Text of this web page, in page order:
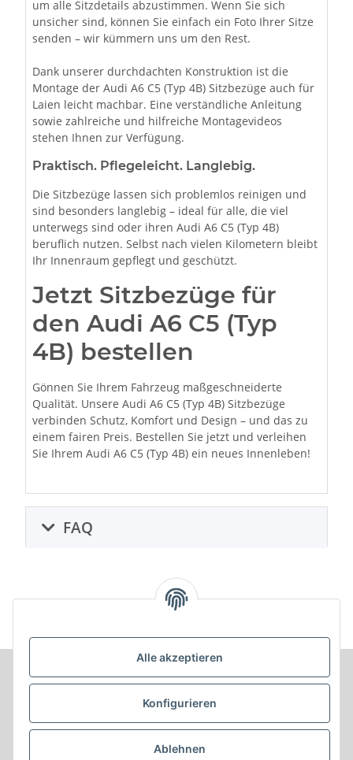
Alle akzeptieren
Konfigurieren
Ablehnen
um alle Sitzdetails abzustimmen. Wenn Sie sich
unsicher sind, können Sie einfach ein Foto Ihrer Sitze
senden – wir kümmern uns um den Rest.
Dank unserer durchdachten Konstruktion ist die
Montage der Audi A6 C5 (Typ 4B) Sitzbezüge auch für
Laien leicht machbar. Eine verständliche Anleitung
sowie zahlreiche und hilfreiche Montagevideos
stehen Ihnen zur Verfügung.
Praktisch. Pflegeleicht. Langlebig.
Die Sitzbezüge lassen sich problemlos reinigen und
sind besonders langlebig – ideal für alle, die viel
unterwegs sind oder ihren Audi A6 C5 (Typ 4B)
beruflich nutzen. Selbst nach vielen Kilometern bleibt
Ihr Innenraum gepflegt und geschützt.
Jetzt Sitzbezüge für
den Audi A6 C5 (Typ
4B) bestellen
Gönnen Sie Ihrem Fahrzeug maßgeschneiderte
Qualität. Unsere Audi A6 C5 (Typ 4B) Sitzbezüge
verbinden Schutz, Komfort und Design – und das zu
einem fairen Preis. Bestellen Sie jetzt und verleihen
Sie Ihrem Audi A6 C5 (Typ 4B) ein neues Innenleben!
FAQ
Informationen
Produkt Informationen